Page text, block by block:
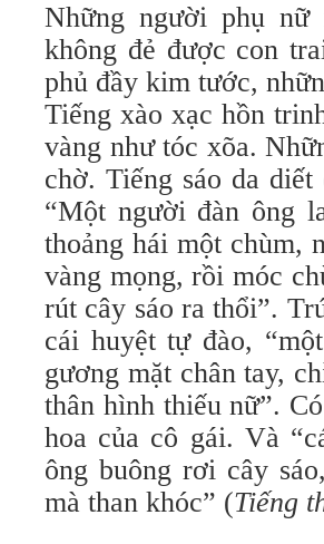
Những người phụ
không đẻ được con
phủ đầy kim tước,
Tiếng xào xạc hồn
vàng như tóc xõa.
chờ. Tiếng sáo da
“Một người đàn ông
thoảng hái một chùm,
vàng mọng, rồi móc
rút cây sáo ra thổi”.
cái huyệt tự đào,
gương mặt chân tay,
thân hình thiếu nữ”.
hoa của cô gái. Và
ông buông rơi cây
mà than khóc” (Tiếng